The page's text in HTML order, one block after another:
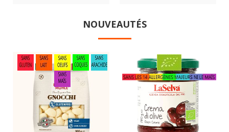
NOUVEAUTÉS